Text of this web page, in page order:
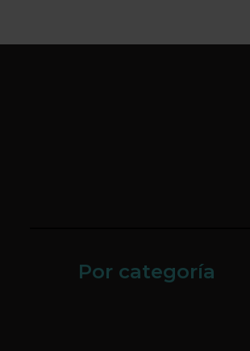
Por categoría